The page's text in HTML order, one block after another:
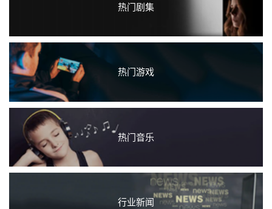
热门剧集
热门游戏
热门音乐
行业新闻